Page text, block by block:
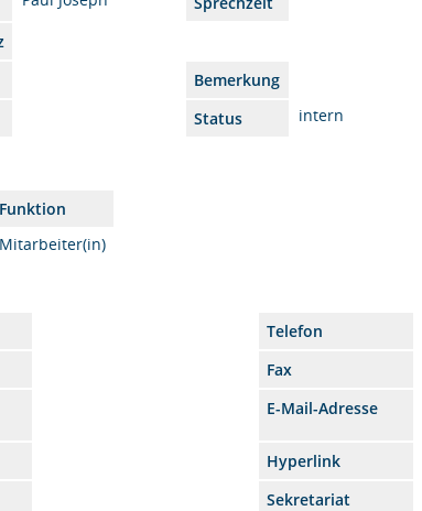
Bemerkung
Status intern
Funktion
Mitarbeiter(in)
Telefon
Fax
E-Mail-Adresse
Hyperlink
Sekretariat